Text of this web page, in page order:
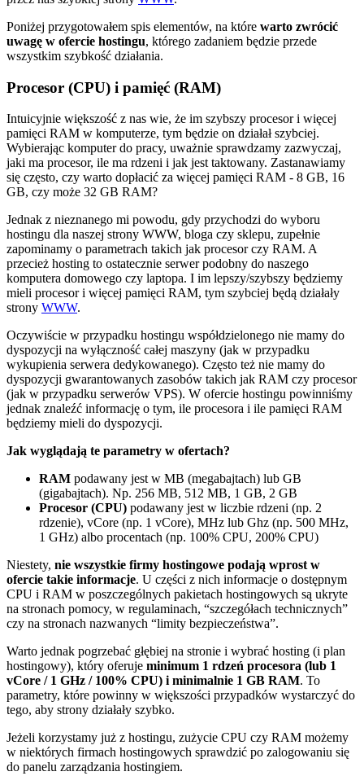
Poniżej przygotowałem spis elementów, na które warto zwrócić
uwagę w ofercie hostingu, którego zadaniem będzie przede
wszystkim szybkość działania.
Procesor (CPU) i pamięć (RAM)
Intuicyjnie większość z nas wie, że im szybszy procesor i więcej
pamięci RAM w komputerze, tym będzie on działał szybciej.
Wybierając komputer do pracy, uważnie sprawdzamy zazwyczaj,
jaki ma procesor, ile ma rdzeni i jak jest taktowany. Zastanawiamy
się często, czy warto dopłacić za więcej pamięci RAM - 8 GB, 16
GB, czy może 32 GB RAM?
Jednak z nieznanego mi powodu, gdy przychodzi do wyboru
hostingu dla naszej strony WWW, bloga czy sklepu, zupełnie
zapominamy o parametrach takich jak procesor czy RAM. A
przecież hosting to ostatecznie serwer podobny do naszego
komputera domowego czy laptopa. I im lepszy/szybszy będziemy
mieli procesor i więcej pamięci RAM, tym szybciej będą działały
strony WWW.
Oczywiście w przypadku hostingu współdzielonego nie mamy do
dyspozycji na wyłączność całej maszyny (jak w przypadku
wykupienia serwera dedykowanego). Często też nie mamy do
dyspozycji gwarantowanych zasobów takich jak RAM czy procesor
(jak w przypadku serwerów VPS). W ofercie hostingu powinniśmy
jednak znaleźć informację o tym, ile procesora i ile pamięci RAM
będziemy mieli do dyspozycji.
Jak wyglądają te parametry w ofertach?
RAM podawany jest w MB (megabajtach) lub GB
(gigabajtach). Np. 256 MB, 512 MB, 1 GB, 2 GB
Procesor (CPU) podawany jest w liczbie rdzeni (np. 2
rdzenie), vCore (np. 1 vCore), MHz lub Ghz (np. 500 MHz,
1 GHz) albo procentach (np. 100% CPU, 200% CPU)
Niestety, nie wszystkie firmy hostingowe podają wprost w
ofercie takie informacje. U części z nich informacje o dostępnym
CPU i RAM w poszczególnych pakietach hostingowych są ukryte
na stronach pomocy, w regulaminach, “szczegółach technicznych”
czy na stronach nazwanych “limity bezpieczeństwa”.
Warto jednak pogrzebać głębiej na stronie i wybrać hosting (i plan
hostingowy), który oferuje minimum 1 rdzeń procesora (lub 1
vCore / 1 GHz / 100% CPU) i minimalnie 1 GB RAM. To
parametry, które powinny w większości przypadków wystarczyć do
tego, aby strony działały szybko.
Jeżeli korzystamy już z hostingu, zużycie CPU czy RAM możemy
w niektórych firmach hostingowych sprawdzić po zalogowaniu się
do panelu zarządzania hostingiem.